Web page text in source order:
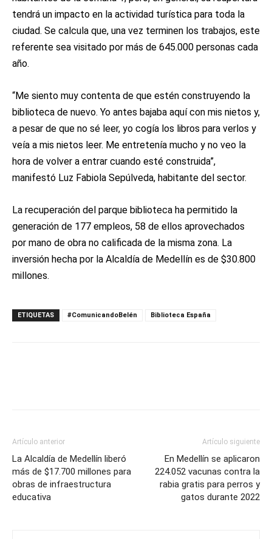
tendrá un impacto en la actividad turística para toda la
ciudad. Se calcula que, una vez terminen los trabajos, este
referente sea visitado por más de 645.000 personas cada
año.
“Me siento muy contenta de que estén construyendo la
biblioteca de nuevo. Yo antes bajaba aquí con mis nietos y,
a pesar de que no sé leer, yo cogía los libros para verlos y
veía a mis nietos leer. Me entretenía mucho y no veo la
hora de volver a entrar cuando esté construida”,
manifestó Luz Fabiola Sepúlveda, habitante del sector.
La recuperación del parque biblioteca ha permitido la
generación de 177 empleos, 58 de ellos aprovechados
por mano de obra no calificada de la misma zona. La
inversión hecha por la Alcaldía de Medellín es de $30.800
millones.
ETIQUETAS #ComunicandoBelén Biblioteca España
Artículo anterior
La Alcaldía de Medellín liberó
más de $17.700 millones para
obras de infraestructura
educativa
Artículo siguiente
En Medellín se aplicaron
224.052 vacunas contra la
rabia gratis para perros y
gatos durante 2022